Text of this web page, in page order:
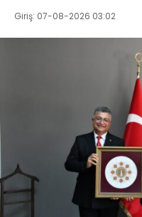
Giriş: 07-08-2026 03:02